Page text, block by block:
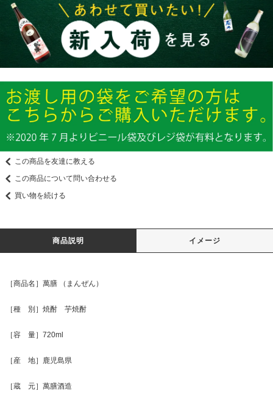
この商品を友達に教える
この商品について問い合わせる
買い物を続ける
商品説明 イメージ
［商品名］萬膳 （まんぜん）
［種 別］焼酎 芋焼酎
［容 量］720ml
［産 地］鹿児島県
［蔵 元］萬膳酒造